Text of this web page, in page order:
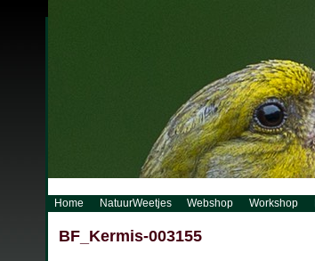
Home NatuurWeetjes Webshop Workshop
BF_Kermis-003155